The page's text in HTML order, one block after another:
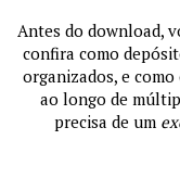
Antes do download,
confira como
organizados, e
ao longo de
precisa de um